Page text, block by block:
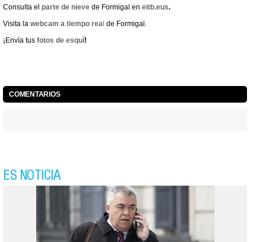
Consulta el parte de nieve de Formigal en eitb.eus.
Visita la webcam a tiempo rea de Formigal.
¡Envía tus fotos de esquí!
COMENTARIOS
ES NOTICIA